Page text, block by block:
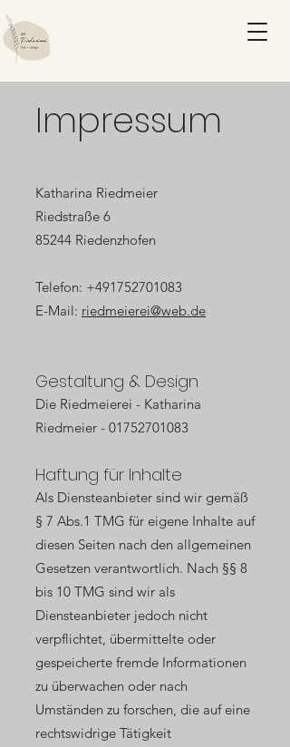
Impressum
Katharina Riedmeier
Riedstraße 6
85244 Riedenzhofen
Telefon: +491752701083
E-Mail: riedmeierei@web.de
Gestaltung & Design
Die Riedmeierei - Katharina
Riedmeier - 01752701083
Haftung für Inhalte
Als Diensteanbieter sind wir gemäß
§ 7 Abs.1 TMG für eigene Inhalte auf
diesen Seiten nach den allgemeinen
Gesetzen verantwortlich. Nach §§ 8
bis 10 TMG sind wir als
Diensteanbieter jedoch nicht
verpflichtet, übermittelte oder
gespeicherte fremde Informationen
zu überwachen oder nach
Umständen zu forschen, die auf eine
rechtswidrige Tätigkeit